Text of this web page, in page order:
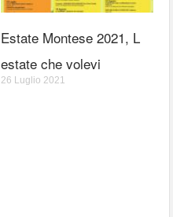
Estate Montese 2021, L
estate che volevi
26 Luglio 2021